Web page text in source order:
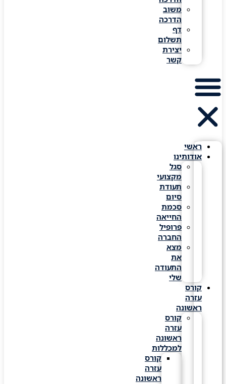
משוב
הדרכה
דף
תשלום
יצירת
ראשי
אודותינו
סגל
מקצועי
תעודת
סכמת
החייאה
פרופיל
החברה
מצא
התעודה
קורס
עזרה
ראשונה
קורס
עזרה
ראשונה
למכללות
קורס
עזרה
ראשונה